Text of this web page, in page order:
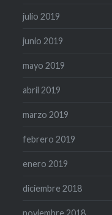
julio 2019
junio 2019
mayo 2019
abril 2019
marzo 2019
febrero 2019
enero 2019
diciembre 2018
noviembre 2018